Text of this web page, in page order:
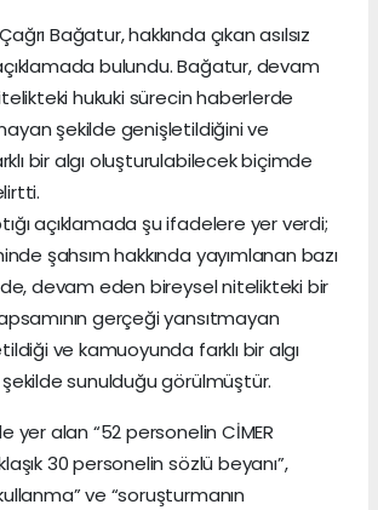
Bağatur, hakkında çıkan asılsız
bulundu. Bağatur, devam
hukuki sürecin haberlerde
şekilde genişletildiğini ve
bir algı oluşturulabilecek biçimde
açıklamada şu ifadelere yer verdi;
şahsım hakkında yayımlanan bazı
devam eden bireysel nitelikteki bir
gerçeği yansıtmayan
ve kamuoyunda farklı bir algı
sunulduğu görülmüştür.
yer alan “52 personelin CİMER
30 personelin sözlü beyanı”,
ve “soruşturmanın